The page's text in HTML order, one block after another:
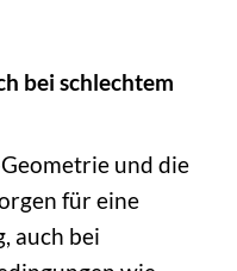
bei schlechtem
und die
für eine
auch bei